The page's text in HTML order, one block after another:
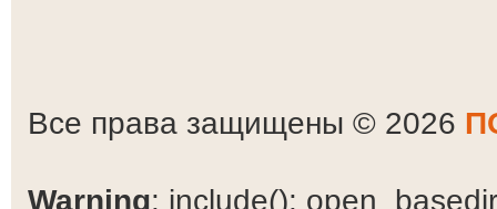
Все права защищены © 2026
Warning: include():